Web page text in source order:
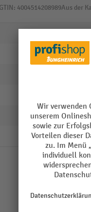
4004514208989Aus der
1006 mm
verzinkt
ja